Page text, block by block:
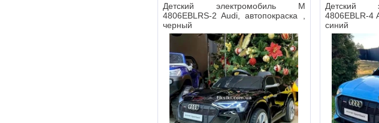
Детский электромобиль M
4806EBLRS-2 Audi, автопокраска ,
черный
Детский
4806EBLR-4
синий